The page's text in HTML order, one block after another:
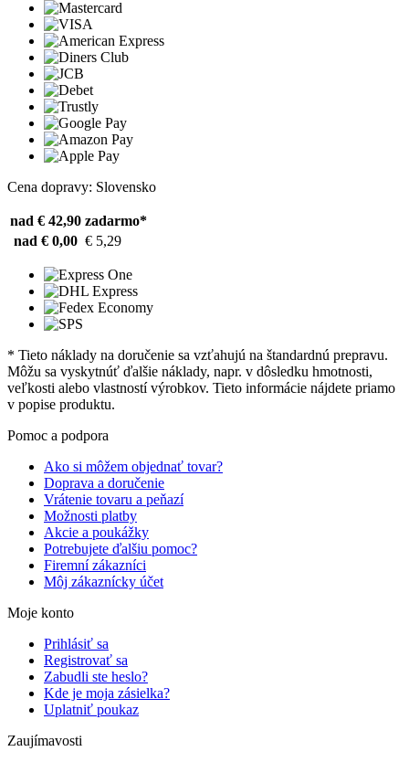
Cena dopravy: Slovensko
nad € 42,90 zadarmo*
nad € 0,00 € 5,29
* Tieto náklady na doručenie sa vzťahujú na štandardnú prepravu.
Môžu sa vyskytnúť ďalšie náklady, napr. v dôsledku hmotnosti,
veľkosti alebo vlastností výrobkov. Tieto informácie nájdete priamo
v popise produktu.
Pomoc a podpora
Ako si môžem objednať tovar?
Doprava a doručenie
Vrátenie tovaru a peňazí
Možnosti platby
Akcie a poukážky
Potrebujete ďalšiu pomoc?
Firemní zákazníci
Môj zákaznícky účet
Moje konto
Prihlásiť sa
Registrovať sa
Zabudli ste heslo?
Kde je moja zásielka?
Uplatniť poukaz
Zaujímavosti